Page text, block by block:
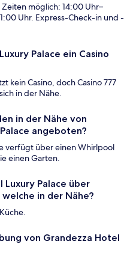
möglich: 14:00 Uhr–
Uhr. Express-Check-in und -
Palace ein Casino
kein Casino, doch Casino 777
in der Nähe.
in der Nähe von
angeboten?
verfügt über einen Whirlpool
einen Garten.
Palace über
in der Nähe?
von Grandezza Hotel